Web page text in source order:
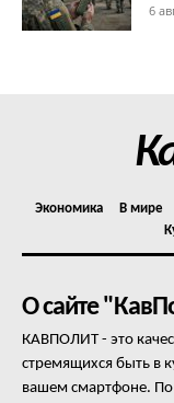
6
Экономика В мире
О сайте
КАВПОЛИТ - это
стремящихся быть в
вашем смартфоне.